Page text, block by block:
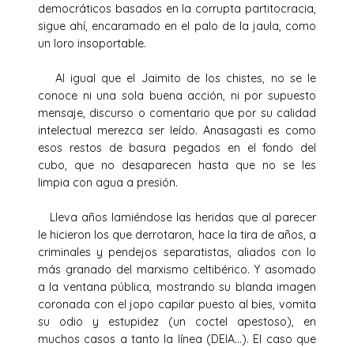
democráticos basados en la corrupta partitocracia,
sigue ahí, encaramado en el palo de la jaula, como
un loro insoportable.
Al igual que el Jaimito de los chistes, no se le
conoce ni una sola buena acción, ni por supuesto
mensaje, discurso o comentario que por su calidad
intelectual merezca ser leído. Anasagasti es como
esos restos de basura pegados en el fondo del
cubo, que no desaparecen hasta que no se les
limpia con agua a presión.
Lleva años lamiéndose las heridas que al parecer
le hicieron los que derrotaron, hace la tira de años, a
criminales y pendejos separatistas, aliados con lo
más granado del marxismo celtibérico. Y asomado
a la ventana pública, mostrando su blanda imagen
coronada con el jopo capilar puesto al bies, vomita
su odio y estupidez (un coctel apestoso), en
muchos casos a tanto la línea (DEIA…). El caso que